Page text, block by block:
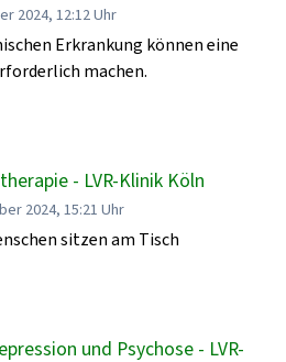
2024, 12:12 Uhr
Erkrankung können eine
machen.
- LVR-Klinik Köln
2024, 15:21 Uhr
sitzen am Tisch
und Psychose - LVR-